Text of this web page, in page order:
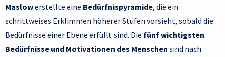
Maslowerstellte eine Bedürfnispyramide, die ein
schrittweises Erklimmen höherer Stufen vorsieht, sobald die
Bedürfnisse einer Ebene erfüllt sind. Die fünf wichtigsten
Bedürfnisse und Motivationen des Menschen sind nach